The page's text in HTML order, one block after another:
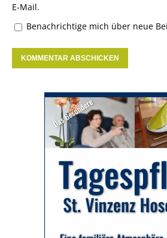
E-Mail.
Benachrichtige mich über neue